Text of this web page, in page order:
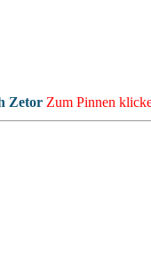
Zetor Zum Pinnen